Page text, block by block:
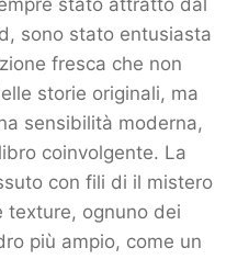
stato attratto dal
sono stato entusiasta
fresca che non
storie originali, ma
sensibilità moderna,
coinvolgente. La
con fili di il mistero
texture, ognuno dei
più ampio, come un